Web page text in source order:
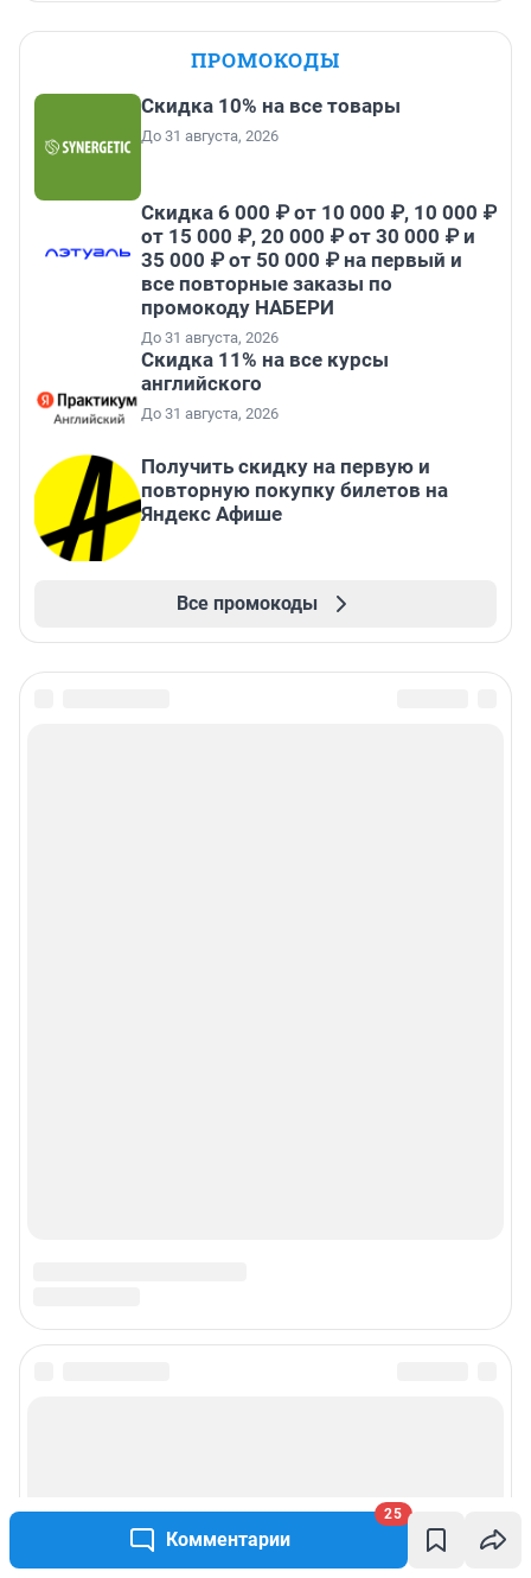
Комментарии
25
ПРОМОКОДЫ
Скидка 10% на все товары
До 31 августа, 2026
Скидка 6 000 ₽ от 10 000 ₽, 10 000 ₽
от 15 000 ₽, 20 000 ₽ от 30 000 ₽ и
35 000 ₽ от 50 000 ₽ на первый и
все повторные заказы по
промокоду НАБЕРИ
До 31 августа, 2026
Скидка 11% на все курсы
английского
До 31 августа, 2026
Получить скидку на первую и
повторную покупку билетов на
Яндекс Афише
Все промокоды